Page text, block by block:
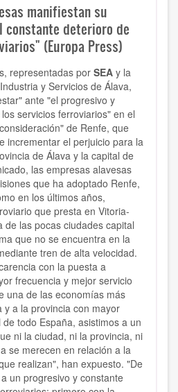
manifiestan su
deterioro de
(Europa Press)
representadas por SEA y la
y Servicios de Álava,
ante "el progresivo y
servicios ferroviarios" en el
de Renfe, que
incrementar el perjuicio para la
de Álava y la capital de
las empresas alavesas
que ha adoptado Renfe,
en los últimos años,
que presta en Vitoria-
de las pocas ciudades capital
que no se encuentra en la
tren de alta velocidad.
con la puesta a
frecuencia y mejor servicio
una de las economías más
y a la provincia con mayor
todo España, asistimos a un
ni la ciudad, ni la provincia, ni
se merecen en relación a la
realizan", han expuesto. "De
un progresivo y constante